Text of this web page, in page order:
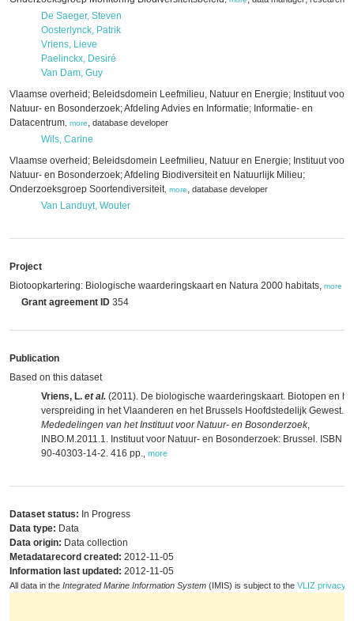
De Saeger, Steven
Oosterlynck, Patrik
Vriens, Lieve
Paelinckx, Desiré
Van Dam, Guy
Vlaamse overheid; Beleidsdomein Leefmilieu, Natuur en Energie; Instituut voor
Natuur- en Bosonderzoek; Afdeling Advies en Informatie; Informatie- en
Datacentrum more, database developer
Wils, Carine
Vlaamse overheid; Beleidsdomein Leefmilieu, Natuur en Energie; Instituut voor
Natuur- en Bosonderzoek; Afdeling Biodiversiteit en Natuurlijk Milieu;
Onderzoeksgroep Soortendiversiteit more, database developer
Van Landuyt, Wouter
Project
Biotoopkartering: Biologische waarderingskaart en Natura 2000 habitats, more
Grant agreement ID 354
Publication
Based on this dataset
Vriens, L. et al. (2011). De biologische waarderingskaart. Biotopen en
verspreiding in het Vlaanderen en het Brussels Hoofdstedelijk Gewest.
Mededelingen van het Instituut voor Natuur- en Bosonderzoek,
INBO.M.2011.1. Instituut voor Natuur- en Bosonderzoek: Brussel. ISBN
90-40303-14-2. 416 pp. more
Dataset status: In Progress
Data type: Data
Data origin: Data collection
Metadatarecord created: 2012-11-05
Information last updated: 2012-11-05
All data in the Integrated Marine Information System (IMIS) is subject to the VLIZ privacy